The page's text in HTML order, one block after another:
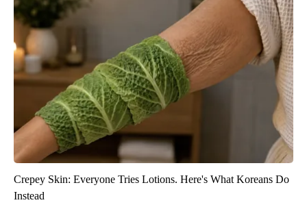
Crepey Skin: Everyone Tries Lotions. Here's What Koreans Do
Instead